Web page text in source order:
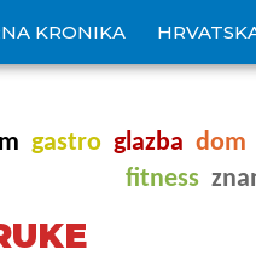
KRONIKA
gastro glazba dom
fitness